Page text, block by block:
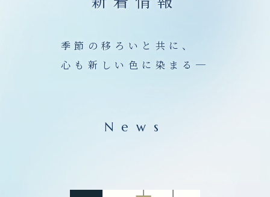
季節の移ろいと共に、
心も新しい色に染まる─
News